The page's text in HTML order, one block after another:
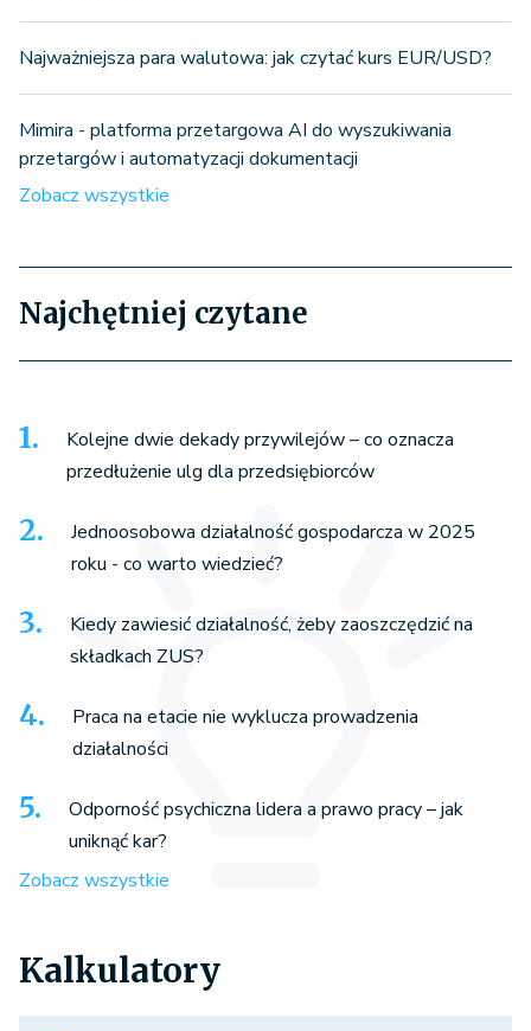
Najważniejsza para walutowa: jak czytać kurs EUR/USD?
Mimira - platforma przetargowa AI do wyszukiwania
przetargów i automatyzacji dokumentacji
Zobacz wszystkie
Najchętniej czytane
Kolejne dwie dekady przywilejów – co oznacza
przedłużenie ulg dla przedsiębiorców
Jednoosobowa działalność gospodarcza w 2025
roku - co warto wiedzieć?
Kiedy zawiesić działalność, żeby zaoszczędzić na
składkach ZUS?
Praca na etacie nie wyklucza prowadzenia
działalności
Odporność psychiczna lidera a prawo pracy – jak
uniknąć kar?
Zobacz wszystkie
Kalkulatory